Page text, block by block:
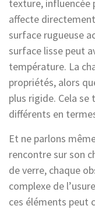
texture, influencée
affecte
surface rugueuse
surface lisse peut
température. La
propriétés, alors
plus rigide. Cela
différents en
Et ne parlons
rencontre sur son
de verre, chaque
complexe de
ces éléments peut